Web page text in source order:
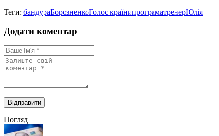
Теги: бандураБорозненкоГолос країнипрограматренерЮлія
Додати коментар
Погляд